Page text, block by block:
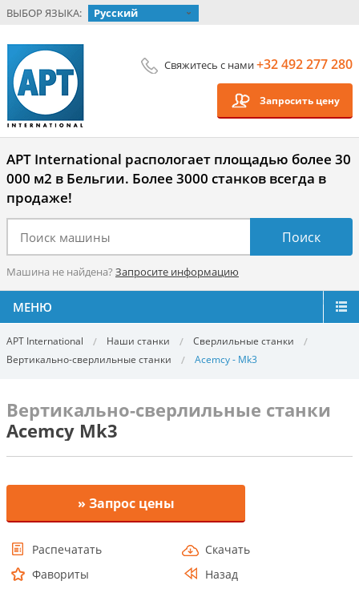
ВЫБОР ЯЗЫКА: Русский
Свяжитесь с нами+32 492 277 280
Запросить цену
APT International распологает площадью более 30
000 м2 в Бельгии. Более 3000 станков всегда в
продаже!
Машина не найдена? Запросите информацию
МЕНЮ
APT International Наши станки
Сверлильные станки
Вертикально-сверлильные станки
Acemcy - Mk3
Вертикально-сверлильные станки
Acemcy Mk3
» Запрос цены
Распечатать
Скачать
Фавориты
Назад